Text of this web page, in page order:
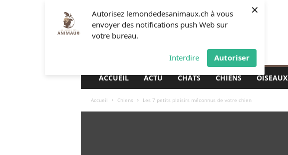
Autorisez lemondedesanimaux.ch à vous
envoyer des notifications push Web sur
votre bureau.
Interdire Autoriser
×
a
ACCUEIL ACTU CHATS CHIENS OISEAUX
Accueil Chiens Les 7 petits plaisirs méconnus de votre chien